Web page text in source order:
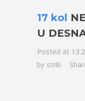
17 kol
U
Posted at
by strib